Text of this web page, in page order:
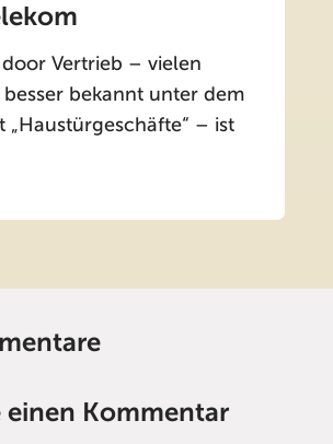
Vertrieb – vielen
bekannt unter dem
„Haustürgeschäfte“ – ist
einen Kommentar